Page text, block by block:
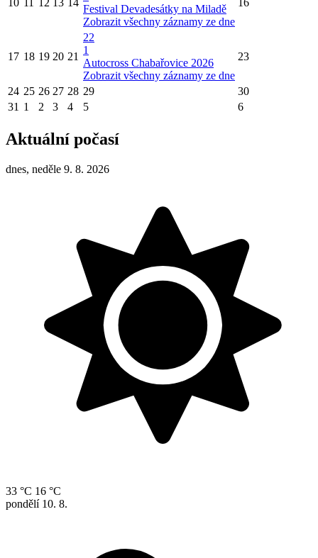
10 12 13 14
Festival Devadesátky na Miladě
Zobrazit všechny záznamy ze dne
16
17 18 19 20 21
22
1
Autocross Chabařovice 2026
Zobrazit všechny záznamy ze dne
23
24 25 26 27 28 29
30
31 1 2 3 4 5 6
Aktuální počasí
dnes, neděle 9. 8. 2026
33 °C 16 °C
pondělí 10. 8.